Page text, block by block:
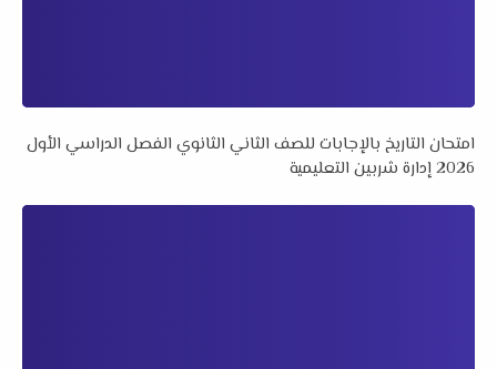
امتحان التاريخ بالإجابات للصف الثاني الثانوي الفصل الدراسي الأول
2026 إدارة شربين التعليمية